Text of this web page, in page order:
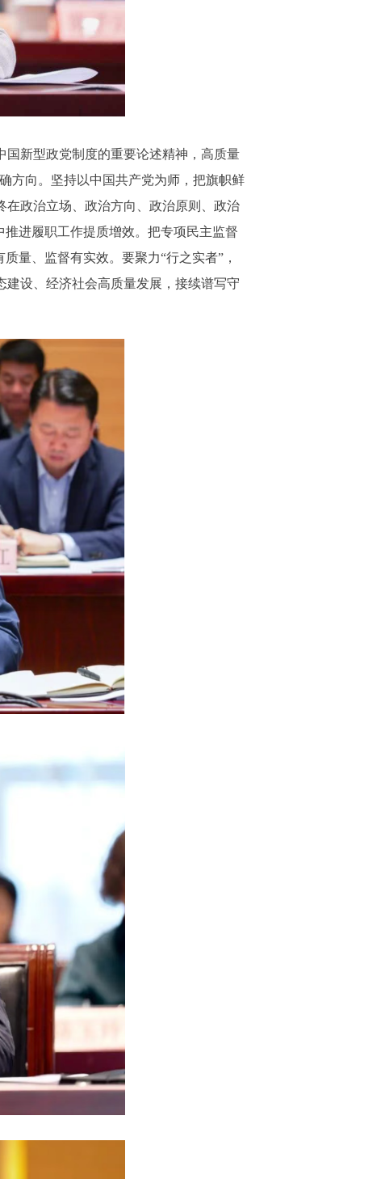
新型政党制度的重要论述精神，高质量
方向。坚持以中国共产党为师，把旗帜鲜
政治立场、政治方向、政治原则、政治
进履职工作提质增效。把专项民主监督
量、监督有实效。要聚力“行之实者”，
设、经济社会高质量发展，接续谱写守